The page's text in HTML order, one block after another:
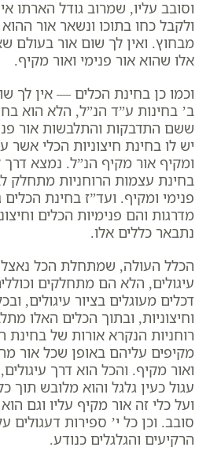
וסובב עליו, שמרוב גודל הארתו
ולקבל כחו בתוכו ונשאר אור
מבחוץ. ואין לך שום אור בעולם
אלו שהוא אור פנימי ואור מקיף.
וכמו כן בחינת הכלים — אין לך
ב’ בחינות ע”ד הנ”ל, הלא הוא
ששם התדבקות והתלבשות אור
יש לו בחינת חיצוניות הכלי אשר
ומקיף אור מקיף הנ”ל. נמצא
בחינת עצמות הרוחניות מתחלק
פנימי ומקיף. ועד”ז בחינת
מדרגות והם פנימיות הכלים
נתבאר כללים אלו.
הכלל העולה, שמתחלת הכל
עיגולים, הלא הם מתחלקים
דכלים מעוגלים בציור עיגולים,
וחיצוניות, ובתוך הכלים האלו
רוחניות הנקרא אורות של בחינת
מקיפים עליהם באופן שכל אור
ואור מקיף. והכל הוא דרך
עגול כעין גלגל והוא מלובש תוך
ועל כלי זה אור מקיף עליו וגם
סובב. וכן כל י’ ספירות דעגולים
הרקיעים והגלגלים כנודע.